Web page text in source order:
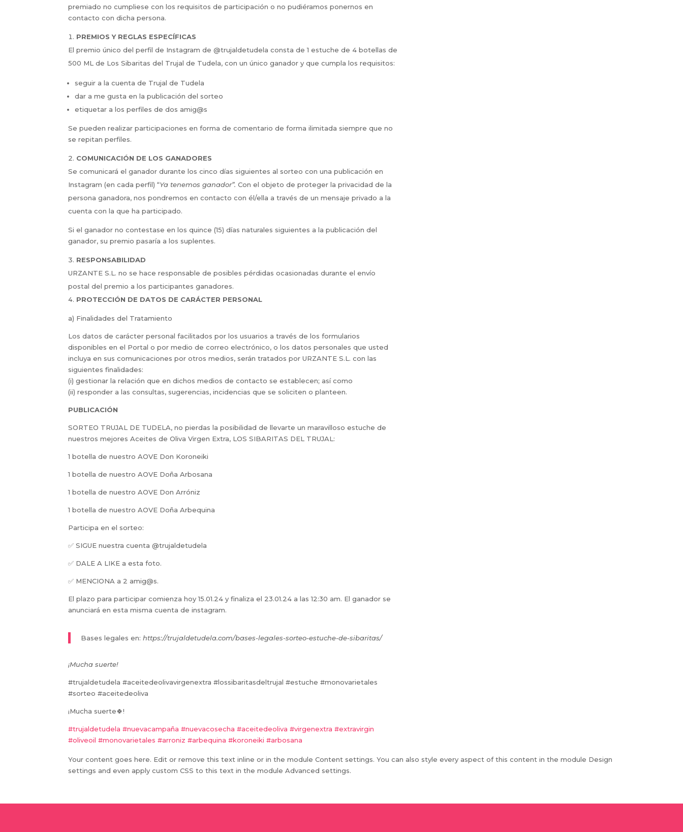
premiado no cumpliese con los requisitos de participación o no pudiéramos ponernos en
contacto con dicha persona.
PREMIOS Y REGLAS ESPECÍFICAS
El premio único del perfil de Instagram de @trujaldetudela consta de 1 estuche de 4 botellas de
500 ML de Los Sibaritas del Trujal de Tudela, con un único ganador y que cumpla los requisitos:
seguir a la cuenta de Trujal de Tudela
dar a me gusta en la publicación del sorteo
etiquetar a los perfiles de dos amig@s
Se pueden realizar participaciones en forma de comentario de forma ilimitada siempre que no
se repitan perfiles.
COMUNICACIÓN DE LOS GANADORES
Se comunicará el ganador durante los cinco días siguientes al sorteo con una publicación en
Instagram (en cada perfil) “Ya tenemos ganador”. Con el objeto de proteger la privacidad de la
persona ganadora, nos pondremos en contacto con él/ella a través de un mensaje privado a la
cuenta con la que ha participado.
Si el ganador no contestase en los quince (15) días naturales siguientes a la publicación del
ganador, su premio pasaría a los suplentes.
RESPONSABILIDAD
URZANTE S.L. no se hace responsable de posibles pérdidas ocasionadas durante el envío
postal del premio a los participantes ganadores.
PROTECCIÓN DE DATOS DE CARÁCTER PERSONAL
a) Finalidades del Tratamiento
Los datos de carácter personal facilitados por los usuarios a través de los formularios
disponibles en el Portal o por medio de correo electrónico, o los datos personales que usted
incluya en sus comunicaciones por otros medios, serán tratados por URZANTE S.L. con las
siguientes finalidades:
(i) gestionar la relación que en dichos medios de contacto se establecen; así como
(ii) responder a las consultas, sugerencias, incidencias que se soliciten o planteen.
PUBLICACIÓN
SORTEO TRUJAL DE TUDELA, no pierdas la posibilidad de llevarte un maravilloso estuche de
nuestros mejores Aceites de Oliva Virgen Extra, LOS SIBARITAS DEL TRUJAL:
1 botella de nuestro AOVE Don Koroneiki
1 botella de nuestro AOVE Doña Arbosana
1 botella de nuestro AOVE Don Arróniz
1 botella de nuestro AOVE Doña Arbequina
Participa en el sorteo:
✅ SIGUE nuestra cuenta @trujaldetudela
✅ DALE A LIKE a esta foto.
✅ MENCIONA a 2 amig@s.
El plazo para participar comienza hoy 15.01.24 y finaliza el 23.01.24 a las 12:30 am. El ganador se
anunciará en esta misma cuenta de instagram.
Bases legales en: https://trujaldetudela.com/bases-legales-sorteo-estuche-de-sibaritas/
¡Mucha suerte!
#trujaldetudela #aceitedeolivavirgenextra #lossibaritasdeltrujal #estuche #monovarietales
#sorteo #aceitedeoliva
¡Mucha suerte🍀!
#trujaldetudela #nuevacampaña #nuevacosecha #aceitedeoliva #virgenextra #extravirgin
#oliveoil #monovarietales #arroniz #arbequina #koroneiki #arbosana
Your content goes here. Edit or remove this text inline or in the module Content settings. You can also style every aspect of this content in the module Design
settings and even apply custom CSS to this text in the module Advanced settings.